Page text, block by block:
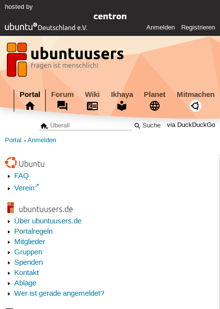
hosted by
Anmelden Registrieren
Portal Forum Wiki Ikhaya Planet Mitmachen
via DuckDuckGo
Portal Anmelden
Ubuntu
FAQ
Verein
ubuntuusers.de
Über ubuntuusers.de
Portalregeln
Mitglieder
Gruppen
Spenden
Kontakt
Ablage
Wer ist gerade angemeldet?